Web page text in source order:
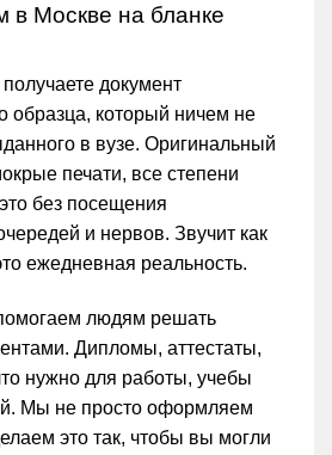
в Москве на бланке
документ
образца, который ничем не
в вузе. Оригинальный
печати, все степени
без посещения
и нервов. Звучит как
ежедневная реальность.
людям решать
Дипломы, аттестаты,
нужно для работы, учебы
Мы не просто оформляем
это так, чтобы вы могли